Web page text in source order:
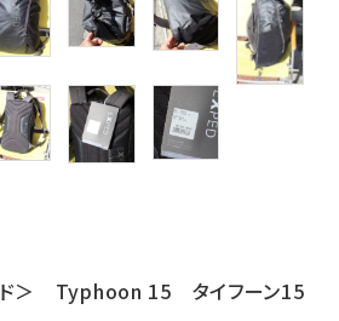
＞ Typhoon 15 タイフーン15